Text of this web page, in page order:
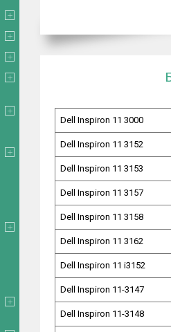
Dell Inspiron 11 3000
Dell Inspiron 11 3152
Dell Inspiron 11 3153
Dell Inspiron 11 3157
Dell Inspiron 11 3158
Dell Inspiron 11 3162
Dell Inspiron 11 i3152
Dell Inspiron 11-3147
Dell Inspiron 11-3148